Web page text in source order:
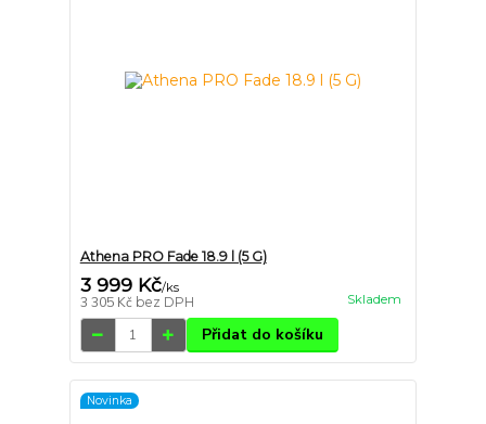
Athena PRO Fade 18.9 l (5 G)
3 999 Kč/ks
3 305 Kč bez DPH Skladem
Přidat do košíku
Novinka